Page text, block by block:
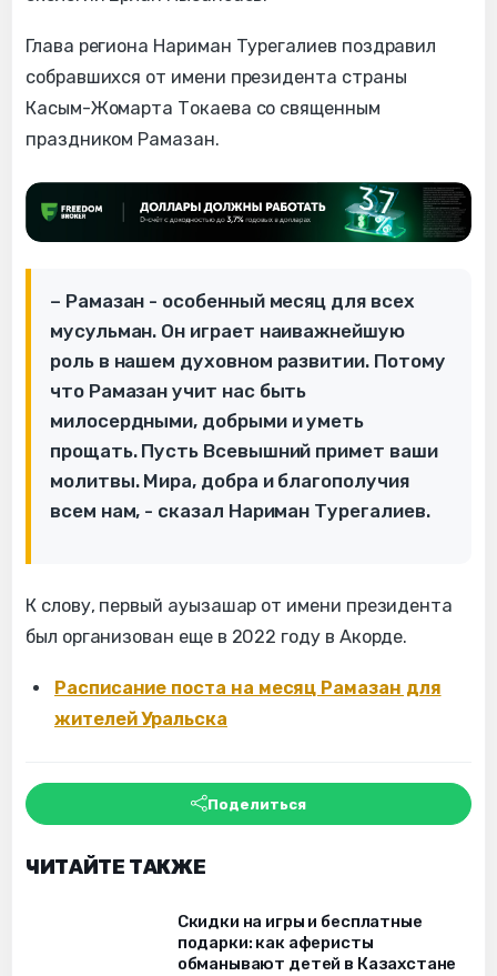
Глава региона Нариман Турегалиев поздравил
собравшихся от имени президента страны
Касым-Жомарта Токаева со священным
праздником Рамазан.
– Рамазан - особенный месяц для всех
мусульман. Он играет наиважнейшую
роль в нашем духовном развитии. Потому
что Рамазан учит нас быть
милосердными, добрыми и уметь
прощать. Пусть Всевышний примет ваши
молитвы. Мира, добра и благополучия
всем нам, - сказал Нариман Турегалиев.
К слову, первый ауызашар от имени президента
был организован еще в 2022 году в Акорде.
Расписание поста на месяц Рамазан для
жителей Уральска
Поделиться
ЧИТАЙТЕ ТАКЖЕ
Скидки на игры и бесплатные
подарки: как аферисты
обманывают детей в Казахстане